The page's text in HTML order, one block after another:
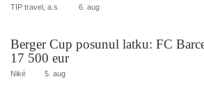
TIP travel, a.s. 6. aug
Berger Cup posunul latku: FC
17 500 eur
Niké 5. aug